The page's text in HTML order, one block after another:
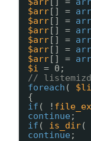
$arr[] =
$arr[] =
$arr[] =
$arr[] =
$arr[] =
$arr[] =
$i = 0;
//
foreach (
{
if ( !
continue ;
if ( is_dir(
continue ;